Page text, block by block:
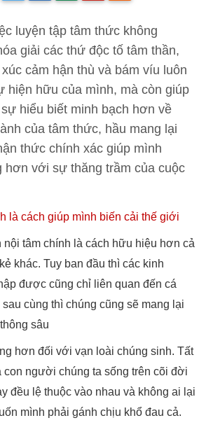
luyện tập tâm thức không
giải các thứ độc tố tâm thần,
cảm hận thù và bám víu luôn
hiện hữu của mình, mà còn giúp
hiểu biết minh bạch hơn về
của tâm thức, hầu mang lại
thức chính xác giúp mình
hơn với sự thăng trầm của cuộc
là cách giúp mình biến cải thế giới
nội tâm chính là cách hữu hiệu hơn cả
khác. Tuy ban đầu thì các kinh
được cũng chỉ liên quan đến cá
cùng thì chúng cũng sẽ mang lại
sâu
hơn đối với vạn loài chúng sinh. Tất
con người chúng ta sống trên cõi đời
đều lệ thuộc vào nhau và không ai lại
mình phải gánh chịu khổ đau cả.